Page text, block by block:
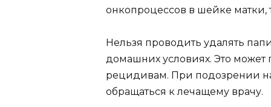
онкопроцессов в шейке
Нельзя проводить удалять
домашних условиях. Это
рецидивам. При подозрении
обращаться к лечащему врачу.